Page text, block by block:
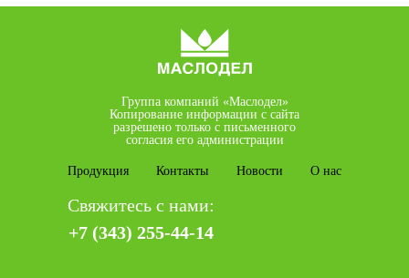
Группа компаний «Маслодел»
Копирование информации с сайта
разрешено только с письменного
согласия его администрации
Продукция Контакты Новости О нас
Свяжитесь с нами:
+7 (343) 255-44-14